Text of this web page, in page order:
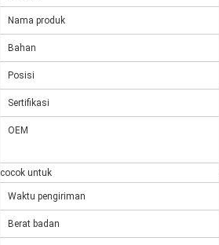
Nama produk
Bahan
Posisi
Sertifikasi
OEM
cocok untuk
Waktu pengiriman
Berat badan